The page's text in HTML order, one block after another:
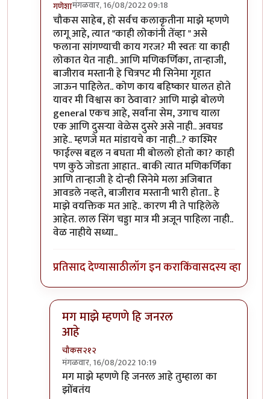
गणेशामंगळवार, 16/08/2022 09:18
In reply toआजकाल न बघताbyचौकस२१२
चौकस साहेब, हो सर्वच कलाकृतीना माझे म्हणणे
लागू आहे, त्यात "काही लोकांनी तेंव्हा " असे
फलाना सांगण्याची काय गरज? मी स्वतः या काही
लोकात येत नाही.. आणि मणिकर्णिका, तान्हाजी,
बाजीराव मस्तानी हे चित्रपट मी सिनेमा गृहात
जाऊन पाहिलेत.. कोण काय बहिष्कार घालत होते
यावर मी विश्वास का ठेवावा? आणि माझे बोलणे
general एकच आहे, सर्वांना सेम, उगाच याला
एक आणि दुसऱ्या वेळेस दुसरे असे नाही.. अवघड
आहे.. म्हणजे मत मांडायचे का नाही...? काश्मिर
फाईल्स बद्दल न बघता मी बोललो होतो का? काही
पण कुठे जोडता आहात.. बाकी त्यात मणिकर्णिका
आणि तान्हाजी हे दोन्ही सिनेमे मला अजिबात
आवडले नव्हते, बाजीराव मस्तानी भारी होता.. हे
माझे वयक्तिक मत आहे.. कारण मी ते पाहिलेले
आहेत. लाल सिंग चड्डा मात्र मी अजून पाहिला नाही..
वेळ नाहीये सध्या..
प्रतिसाद देण्यासाठीलॉग इन कराकिंवासदस्य व्हा
मग माझे म्हणणे हि जनरल
आहे
चौकस२१२
मंगळवार, 16/08/2022 10:19
In reply toचौकस साहेब, हो सर्वचbyगणेशा
मग माझे म्हणणे हि जनरल आहे तुम्हाला का
झोंबतंय